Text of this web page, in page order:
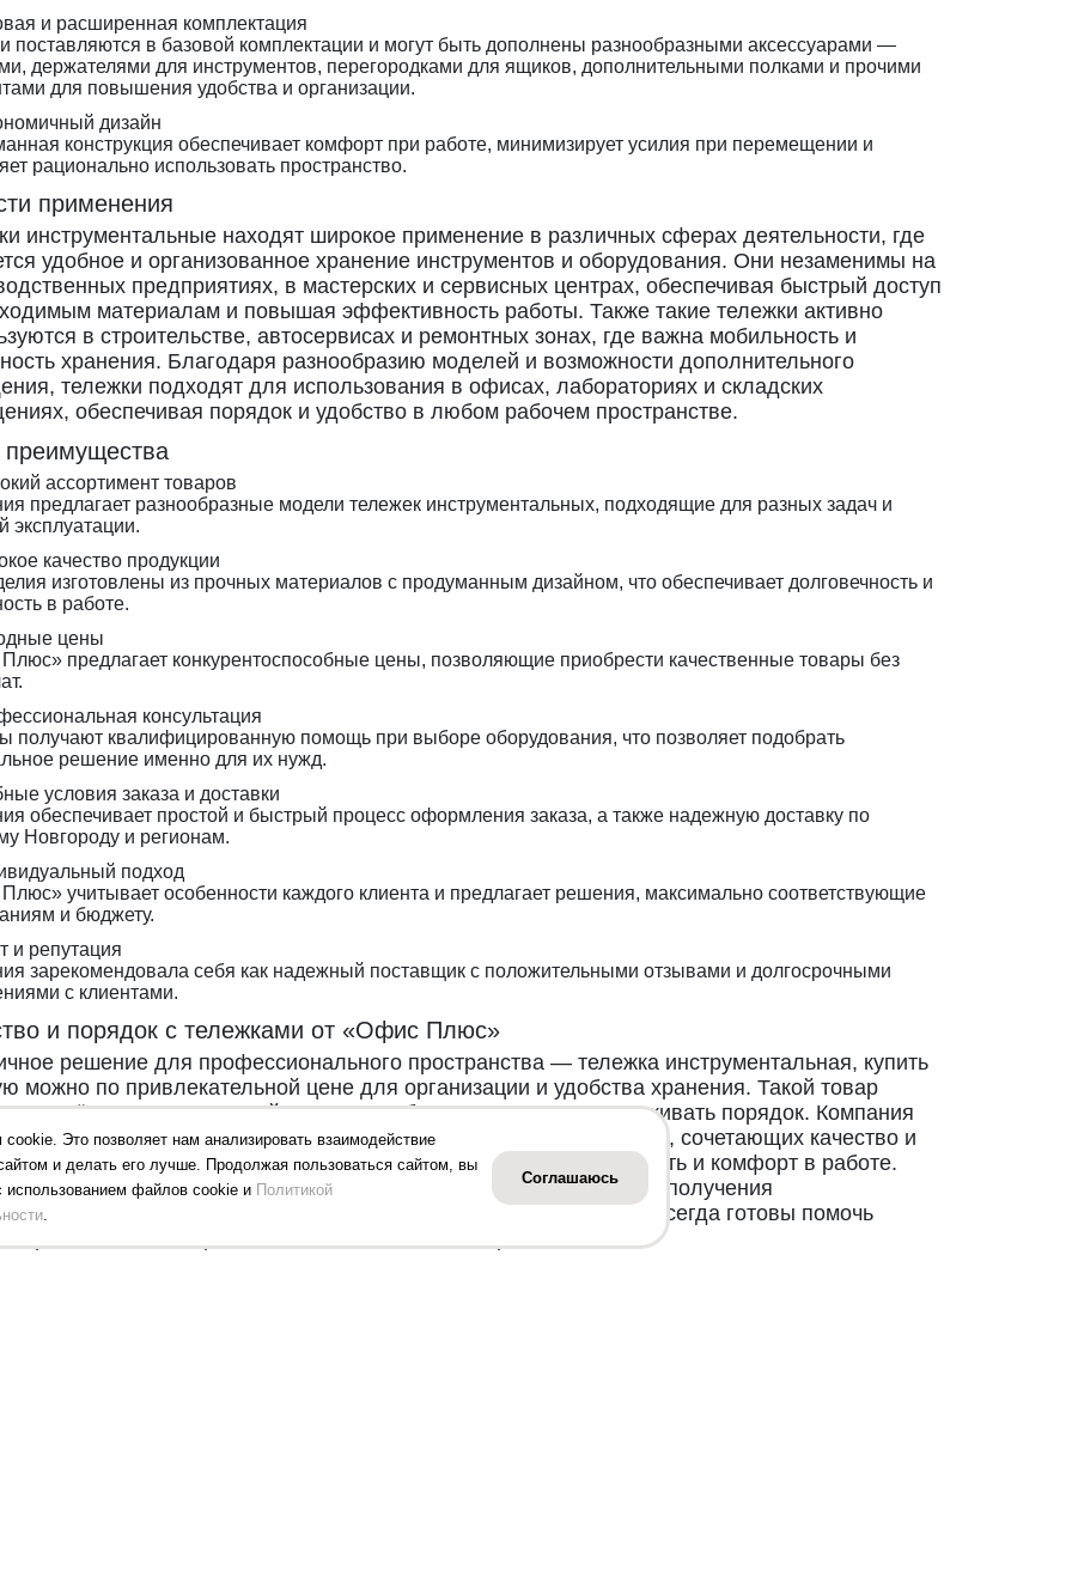
и расширенная комплектация
поставляются в базовой комплектации и могут быть дополнены разнообразными аксессуарами —
держателями для инструментов, перегородками для ящиков, дополнительными полками и прочими
для повышения удобства и организации.
дизайн
конструкция обеспечивает комфорт при работе, минимизирует усилия при перемещении и
рационально использовать пространство.
применения
инструментальные находят широкое применение в различных сферах деятельности, где
удобное и организованное хранение инструментов и оборудования. Они незаменимы на
предприятиях, в мастерских и сервисных центрах, обеспечивая быстрый доступ
материалам и повышая эффективность работы. Также такие тележки активно
в строительстве, автосервисах и ремонтных зонах, где важна мобильность и
хранения. Благодаря разнообразию моделей и возможности дополнительного
тележки подходят для использования в офисах, лабораториях и складских
обеспечивая порядок и удобство в любом рабочем пространстве.
ассортимент товаров
предлагает разнообразные модели тележек инструментальных, подходящие для разных задач и
эксплуатации.
качество продукции
изготовлены из прочных материалов с продуманным дизайном, что обеспечивает долговечность и
в работе.
цены
предлагает конкурентоспособные цены, позволяющие приобрести качественные товары без
консультация
получают квалифицированную помощь при выборе оборудования, что позволяет подобрать
решение именно для их нужд.
условия заказа и доставки
обеспечивает простой и быстрый процесс оформления заказа, а также надежную доставку по
Новгороду и регионам.
подход
учитывает особенности каждого клиента и предлагает решения, максимально соответствующие
и бюджету.
и репутация
зарекомендовала себя как надежный поставщик с положительными отзывами и долгосрочными
с клиентами.
и порядок с тележками от «Офис Плюс»
решение для профессионального пространства — тележка инструментальная, купить
можно по привлекательной цене для организации и удобства хранения. Такой товар
подчёркивает системный подход к работе и помогает поддерживать порядок. Компания
в Нижнем Новгороде предлагает широкий выбор тележек, сочетающих качество и
Надёжные решения помогут повысить эффективность и комфорт в работе.
с нами любым удобным способом для оформления заказа и получения
консультации по выбору оптимальной модели. Мы всегда готовы помочь
Это позволяет нам анализировать взаимодействие
и делать его лучше. Продолжая пользоваться сайтом, вы
использованием файлов cookie и Политикой
.
Соглашаюсь